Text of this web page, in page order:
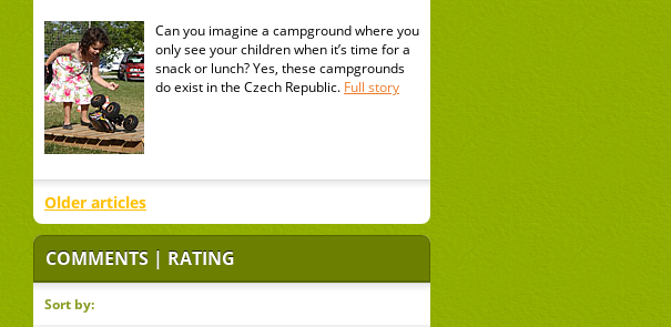
Can you imagine a campground where you
only see your children when it’s time for a
snack or lunch? Yes, these campgrounds
do exist in the Czech Republic. Full story
Older articles
COMMENTS | RATING
Sort by: